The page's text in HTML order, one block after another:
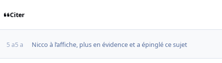
Citer
5 a5 a Nicco à l’affiche, plus en évidence et a épinglé ce sujet